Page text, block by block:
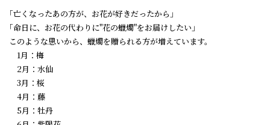
｢亡くなったあの方が、お花が好きだったから」
｢命日に、お花の代わりに"花の蠟燭"をお届けしたい」
このような思いから、蠟燭を贈られる方が増えています。
1月：梅
2月：水仙
3月：桜
4月：藤
5月：牡丹